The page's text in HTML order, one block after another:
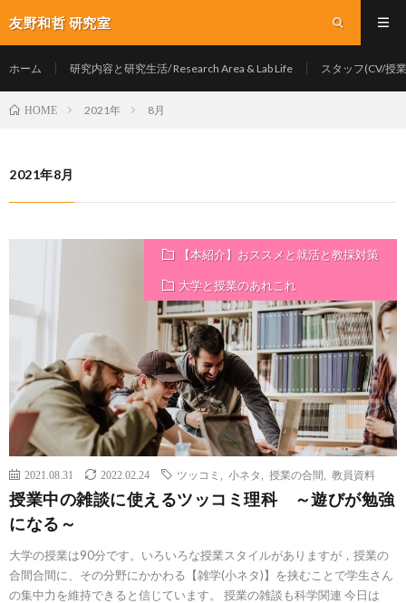
友野和哲 研究室
ホーム 研究内容と研究生活/ Research Area & Lab Life スタッフ(CV/授
HOME 2021年 8月
2021年8月
【本紹介】おススメと就活と教採対策
大学と授業のあれこれ
2021.08.31 2022.02.24 ツッコミ 小ネタ 授業の合間 教員資料
授業中の雑談に使えるツッコミ理科 ～遊びが勉強
になる～
大学の授業は90分です。いろいろな授業スタイルがありますが，授業の
合間合間に、その分野にかかわる【雑学(小ネタ)】を挟むことで学生さん
の集中力を維持できると信じています。 授業の雑談も科学関連 今日は